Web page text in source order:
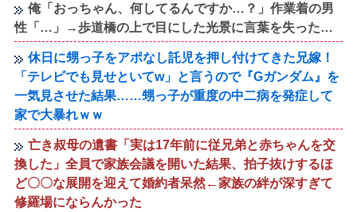
俺「おっちゃん、何してるんですか…？」作業着の男
性「…」→歩道橋の上で目にした光景に言葉を失った…
休日に甥っ子をアポなし託児を押し付けてきた兄嫁！
「テレビでも見せといてw」と言うので『Gガンダム』を
一気見させた結果……甥っ子が重度の中二病を発症して
家で大暴れｗｗ
亡き叔母の遺書「実は17年前に従兄弟と赤ちゃんを交
換した」全員で家族会議を開いた結果、拍子抜けするほ
ど〇〇な展開を迎えて婚約者呆然←家族の絆が深すぎて
修羅場にならんかった